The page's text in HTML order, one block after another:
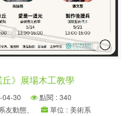
丘》展場木工教學
04-30
點閱 : 340
動態、
單位 : 美術系